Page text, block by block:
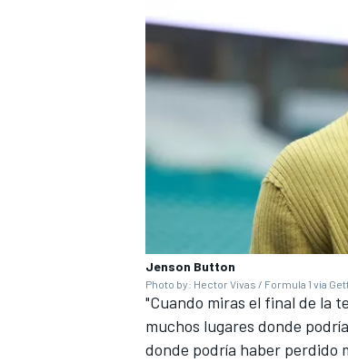
Jenson Button
Photo by: Hector Vivas / Formula 1 via
"Cuando miras el final de la
muchos lugares donde
donde podría haber perdido